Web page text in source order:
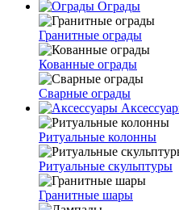
Ограды
Гранитные ограды
Кованные ограды
Сварные ограды
Ритуальные колонны
Ритуальные скульптуры
Гранитные шары